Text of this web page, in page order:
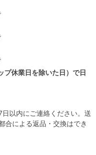
休業日を除いた日）で日
以内にご連絡ください。送
合による返品・交換はでき